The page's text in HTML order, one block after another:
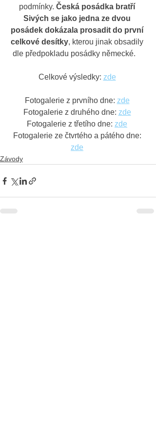
podmínky. Česká posádka bratří
Sivých se jako jedna ze dvou
posádek dokázala prosadit do první
celkové desítky, kterou jinak obsadily
dle předpokladu posádky německé.
Celkové výsledky: zde
Fotogalerie z prvního dne: zde
Fotogalerie z druhého dne: zde
Fotogalerie z třetího dne: zde
Fotogalerie ze čtvrtého a pátého dne:
zde
Závody